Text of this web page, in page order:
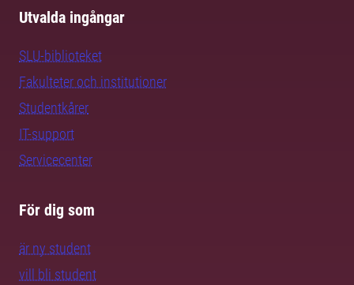
Utvalda ingångar
SLU-biblioteket
Fakulteter och institutioner
Studentkårer
IT-support
Servicecenter
För dig som
är ny student
vill bli student